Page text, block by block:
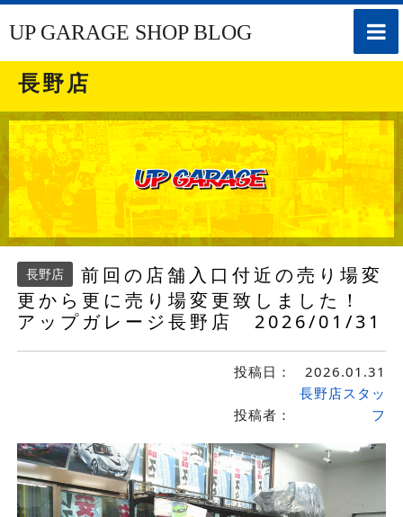
toggle
UP GARAGE SHOP BLOG
長野店
長野店
前回の店舗入口付近の売り場変
更から更に売り場変更致しました！
アップガレージ長野店 2026/01/31
投稿日： 2026.01.31
投稿者：
長野店スタッ
フ